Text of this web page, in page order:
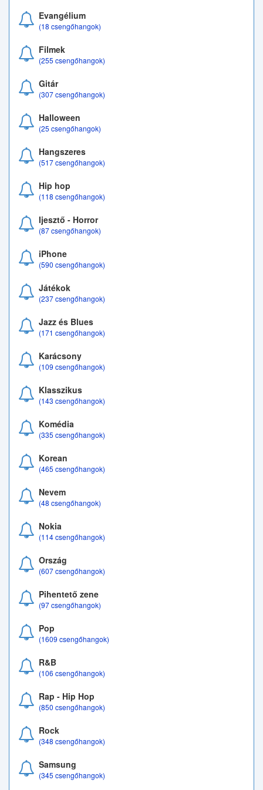
Evangélium
(18 csengőhangok)
Filmek
(255 csengőhangok)
Gitár
(307 csengőhangok)
Halloween
(25 csengőhangok)
Hangszeres
(517 csengőhangok)
Hip hop
(118 csengőhangok)
Ijesztő - Horror
(87 csengőhangok)
iPhone
(590 csengőhangok)
Játékok
(237 csengőhangok)
Jazz és Blues
(171 csengőhangok)
Karácsony
(109 csengőhangok)
Klasszikus
(143 csengőhangok)
Komédia
(335 csengőhangok)
Korean
(465 csengőhangok)
Nevem
(48 csengőhangok)
Nokia
(114 csengőhangok)
Ország
(607 csengőhangok)
Pihentető zene
(97 csengőhangok)
Pop
(1609 csengőhangok)
R&B
(106 csengőhangok)
Rap - Hip Hop
(850 csengőhangok)
Rock
(348 csengőhangok)
Samsung
(345 csengőhangok)